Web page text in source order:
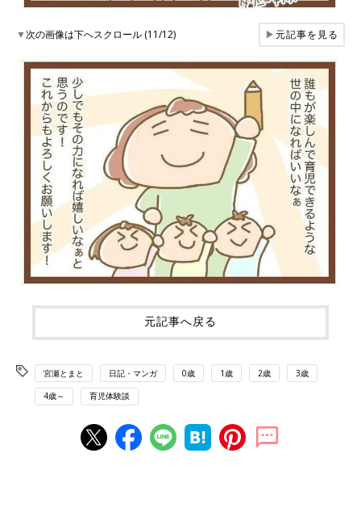
▼次の画像は下へスクロール (11/12) ▶元記事を見る
元記事へ戻る
宮瀬とまと 日記・マンガ 0歳 1歳 2歳 3歳
4歳～ 育児体験談